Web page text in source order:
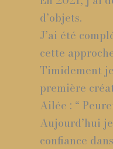
d’objets.
J’ai été
cette
Timidement
première
Ailée : “
Aujourd’hui
confiance